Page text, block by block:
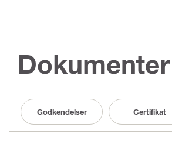
Dokumenter
Godkendelser Certifikat